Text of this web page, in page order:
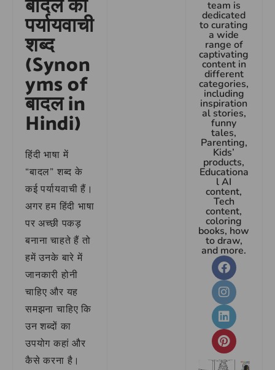
बादल का
पर्यायवाची
शब्द
(Synon
yms of
बादल in
Hindi)
हिंदी भाषा में
“बादल” शब्द के
कई पर्यायवाची हैं।
अगर हम हिंदी भाषा
पर अच्छी पकड़
बनाना चाहते हैं तो
हमें उनके बारे में
जानकारी होनी
चाहिए और यह
समझना चाहिए कि
उन शब्दों का
उपयोग कहां और
कैसे करना है।
team is
dedicated
to curating
a wide
range of
captivating
content in
different
categories,
including
inspiration
al stories,
funny
tales,
Parenting,
Kids’
products,
Educationa
l AI
content,
Tech
content,
coloring
books, how
to draw,
and more.